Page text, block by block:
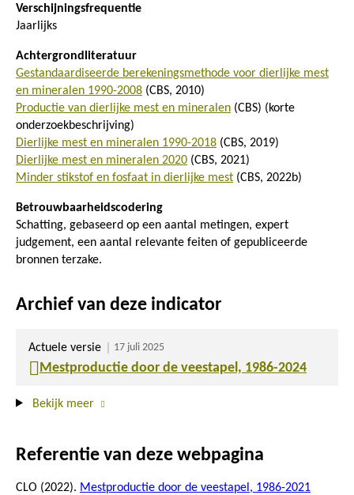
Verschijningsfrequentie
Jaarlijks
Achtergrondliteratuur
Gestandaardiseerde berekeningsmethode voor dierlijke mest
en mineralen 1990-2008 (CBS, 2010)
Productie van dierlijke mest en mineralen (CBS) (korte
onderzoekbeschrijving)
Dierlijke mest en mineralen 1990-2018 (CBS, 2019)
Dierlijke mest en mineralen 2020 (CBS, 2021)
Minder stikstof en fosfaat in dierlijke mest (CBS, 2022b)
Betrouwbaarheidscodering
Schatting, gebaseerd op een aantal metingen, expert
judgement, een aantal relevante feiten of gepubliceerde
bronnen terzake.
Archief van deze indicator
Actuele versie 17 juli 2025
Mestproductie door de veestapel, 1986-2024
Bekijk meer
Referentie van deze webpagina
CLO (2022). Mestproductie door de veestapel, 1986-2021